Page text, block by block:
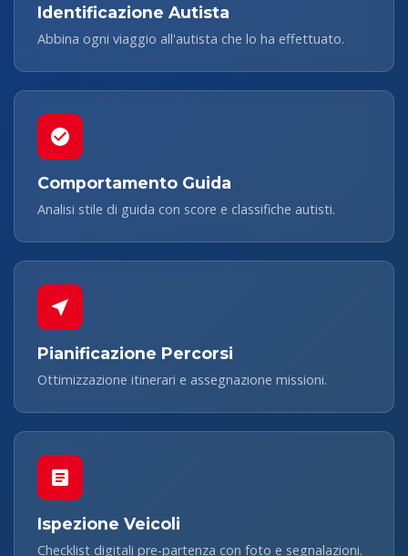
Identificazione Autista
Abbina ogni viaggio all'autista che lo ha effettuato.
Comportamento Guida
Analisi stile di guida con score e classifiche autisti.
Pianificazione Percorsi
Ottimizzazione itinerari e assegnazione missioni.
Ispezione Veicoli
Checklist digitali pre-partenza con foto e segnalazioni.